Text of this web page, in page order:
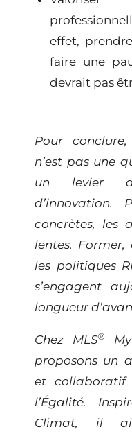
effet,
faire une
devrait pas
Pour
n’est pas une
un levier
d’innovation.
concrètes, les
lentes.
les politiques
s’engagent
longueur
Chez MLS®
proposons un
et collaboratif
l’Égalité.
Climat, il